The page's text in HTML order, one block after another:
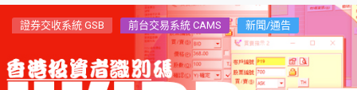
證券交收系統 GSB 前台交易系統 CAMS 新聞/通告